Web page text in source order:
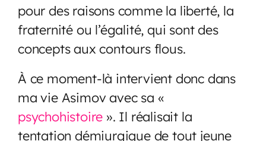
pour des raisons comme la liberté, la
fraternité ou l’égalité, qui sont des
concepts aux contours flous.
À ce moment-là intervient donc dans
ma vie Asimov avec sa «
psychohistoire ». Il réalisait la
tentation démiurgique de tout jeune